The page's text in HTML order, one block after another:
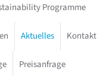
Programme
Aktuelles Kontakt
Preisanfrage